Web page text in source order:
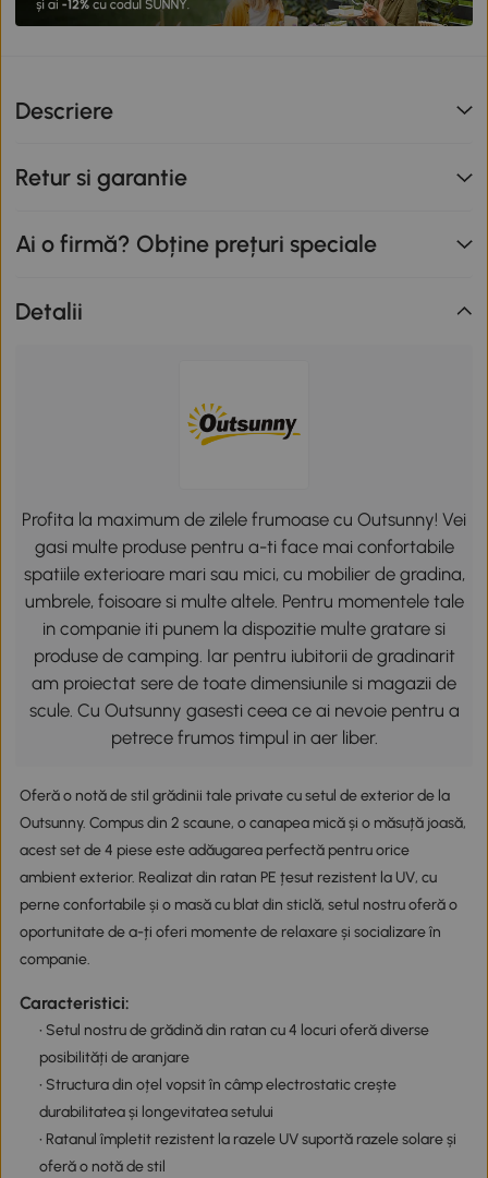
Descriere
Retur si garantie
Ai o firmă? Obține prețuri speciale
Detalii
Profita la maximum de zilele frumoase cu Outsunny! Vei
gasi multe produse pentru a-ti face mai confortabile
spatiile exterioare mari sau mici, cu mobilier de gradina,
umbrele, foisoare si multe altele. Pentru momentele tale
in companie iti punem la dispozitie multe gratare si
produse de camping. Iar pentru iubitorii de gradinarit
am proiectat sere de toate dimensiunile si magazii de
scule. Cu Outsunny gasesti ceea ce ai nevoie pentru a
petrece frumos timpul in aer liber.
Oferă o notă de stil grădinii tale private cu setul de exterior de la
Outsunny. Compus din 2 scaune, o canapea mică și o măsuță joasă,
acest set de 4 piese este adăugarea perfectă pentru orice
ambient exterior. Realizat din ratan PE țesut rezistent la UV, cu
perne confortabile și o masă cu blat din sticlă, setul nostru oferă o
oportunitate de a-ți oferi momente de relaxare și socializare în
companie.
Caracteristici:
• Setul nostru de grădină din ratan cu 4 locuri oferă diverse
posibilități de aranjare
• Structura din oțel vopsit în câmp electrostatic crește
durabilitatea și longevitatea setului
• Ratanul împletit rezistent la razele UV suportă razele solare și
oferă o notă de stil